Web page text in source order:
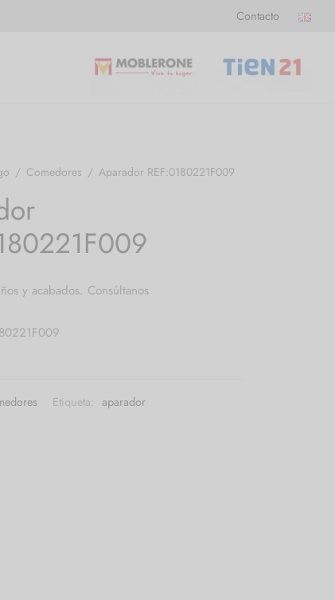
Contacto
/ Comedores / Aparador REF:0180221F009
y acabados. Consúltanos
Etiqueta: aparador